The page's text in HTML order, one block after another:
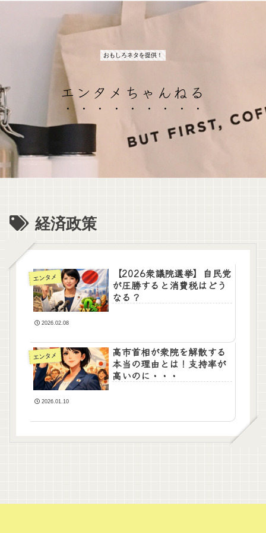
おもしろネタを提供！
エンタメちゃんねる
経済政策
エンタメ
【2026衆議院選挙】自民党
が圧勝すると消費税はどう
なる？
2026.02.08
エンタメ
高市首相が衆院を解散する
本当の理由とは！支持率が
高いのに・・・
2026.01.10